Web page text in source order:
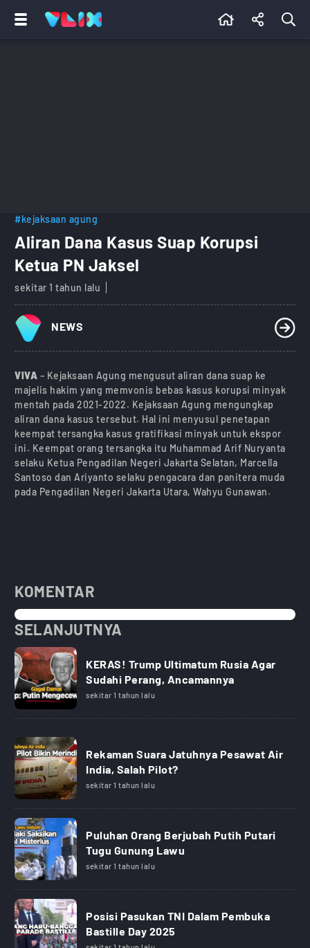
#kejaksaan agung
Aliran Dana Kasus Suap Korupsi
Ketua PN Jaksel
sekitar 1 tahun lalu
NEWS
VIVA – Kejaksaan Agung mengusut aliran dana suap ke
majelis hakim yang memvonis bebas kasus korupsi minyak
mentah pada 2021-2022. Kejaksaan Agung mengungkap
aliran dana kasus tersebut. Hal ini menyusul penetapan
keempat tersangka kasus gratifikasi minyak untuk ekspor
ini. Keempat orang tersangka itu Muhammad Arif Nuryanta
selaku Ketua Pengadilan Negeri Jakarta Selatan, Marcella
Santoso dan Ariyanto selaku pengacara dan panitera muda
pada Pengadilan Negeri Jakarta Utara, Wahyu Gunawan.
KOMENTAR
SELANJUTNYA
KERAS! Trump Ultimatum Rusia Agar
Sudahi Perang, Ancamannya
sekitar 1 tahun lalu
Rekaman Suara Jatuhnya Pesawat Air
India, Salah Pilot?
sekitar 1 tahun lalu
Puluhan Orang Berjubah Putih Putari
Tugu Gunung Lawu
sekitar 1 tahun lalu
Posisi Pasukan TNI Dalam Pembuka
Bastille Day 2025